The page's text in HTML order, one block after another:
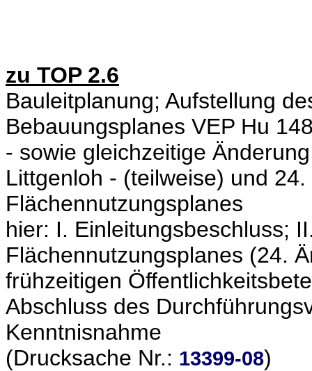
zu TOP 2.6
Bauleitplanung; Aufstellung
Bebauungsplanes VEP Hu
- sowie gleichzeitige
Littgenloh - (teilweise) und
Flächennutzungsplanes
hier: I. Einleitungsbeschluss;
Flächennutzungsplanes (24.
frühzeitigen
Abschluss des
Kenntnisnahme
(Drucksache Nr.: 13399-08)